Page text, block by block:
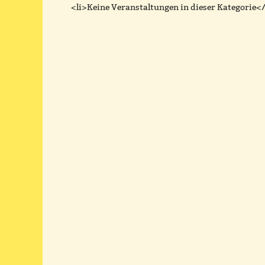
<li>Keine Veranstaltungen in dieser